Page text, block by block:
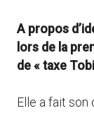
A propos
lors de la
de « taxe
Elle a fait son